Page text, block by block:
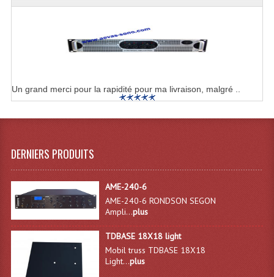
Enceintes Hifi
Enceintes Monitoring
Haut-Parleurs Moteurs Tweeters Filtres
Haut-Parleurs Amplis Guitare
Moteurs Pavillons Pour Enceinte
Tweeters Pour Enceintes
Lecteurs Audio & Sources
Platines Disque Vinyles
Un grand merci pour la rapidité pour ma livraison, malgré ..
DERNIERS PRODUITS
AME-240-6
AME-240-6 RONDSON SEGON
Ampli...plus
TDBASE 18X18 light
Mobil truss TDBASE 18X18
Light...plus